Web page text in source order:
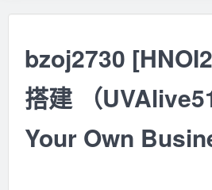
bzoj2730
搭建 （
Your Own